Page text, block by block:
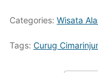
Categories: Wisata
Tags: Curug